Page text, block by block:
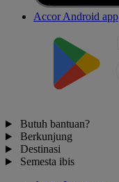
Accor Android app
Butuh bantuan?
Berkunjung
Destinasi
Semesta ibis